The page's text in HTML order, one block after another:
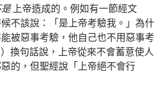
上帝造成的。例如有一節經文
不該說：「是上帝考驗我。」為什
被惡事考驗，他自己也不用惡事考
）換句話說，上帝從來不會蓄意使人
的，但聖經說「上帝絕不會行